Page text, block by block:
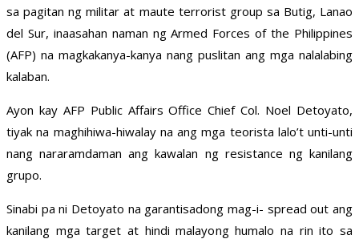
sa pagitan ng militar at maute terrorist group sa Butig, Lanao
del Sur, inaasahan naman ng Armed Forces of the Philippines
(AFP) na magkakanya-kanya nang puslitan ang mga nalalabing
kalaban.
Ayon kay AFP Public Affairs Office Chief Col. Noel Detoyato,
tiyak na maghihiwa-hiwalay na ang mga teorista lalo’t unti-unti
nang nararamdaman ang kawalan ng resistance ng kanilang
grupo.
Sinabi pa ni Detoyato na garantisadong mag-i- spread out ang
kanilang mga target at hindi malayong humalo na rin ito sa